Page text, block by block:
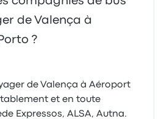
de Valença à
?
de Valença à Aéroport
et en toute
Expressos, ALSA, Autna.